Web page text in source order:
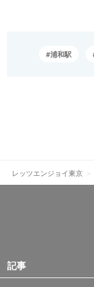
浦和駅
レッツエンジョイ東京
記事